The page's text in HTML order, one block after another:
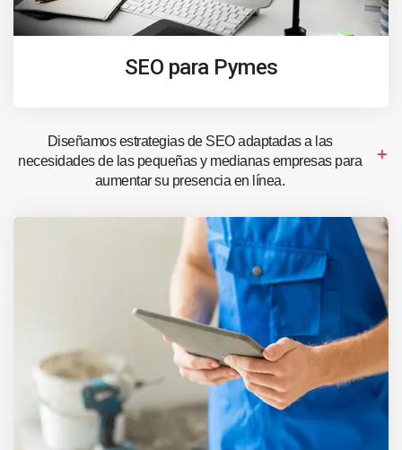
SEO para Pymes
Diseñamos estrategias de SEO adaptadas a las
necesidades de las pequeñas y medianas empresas para
aumentar su presencia en línea.